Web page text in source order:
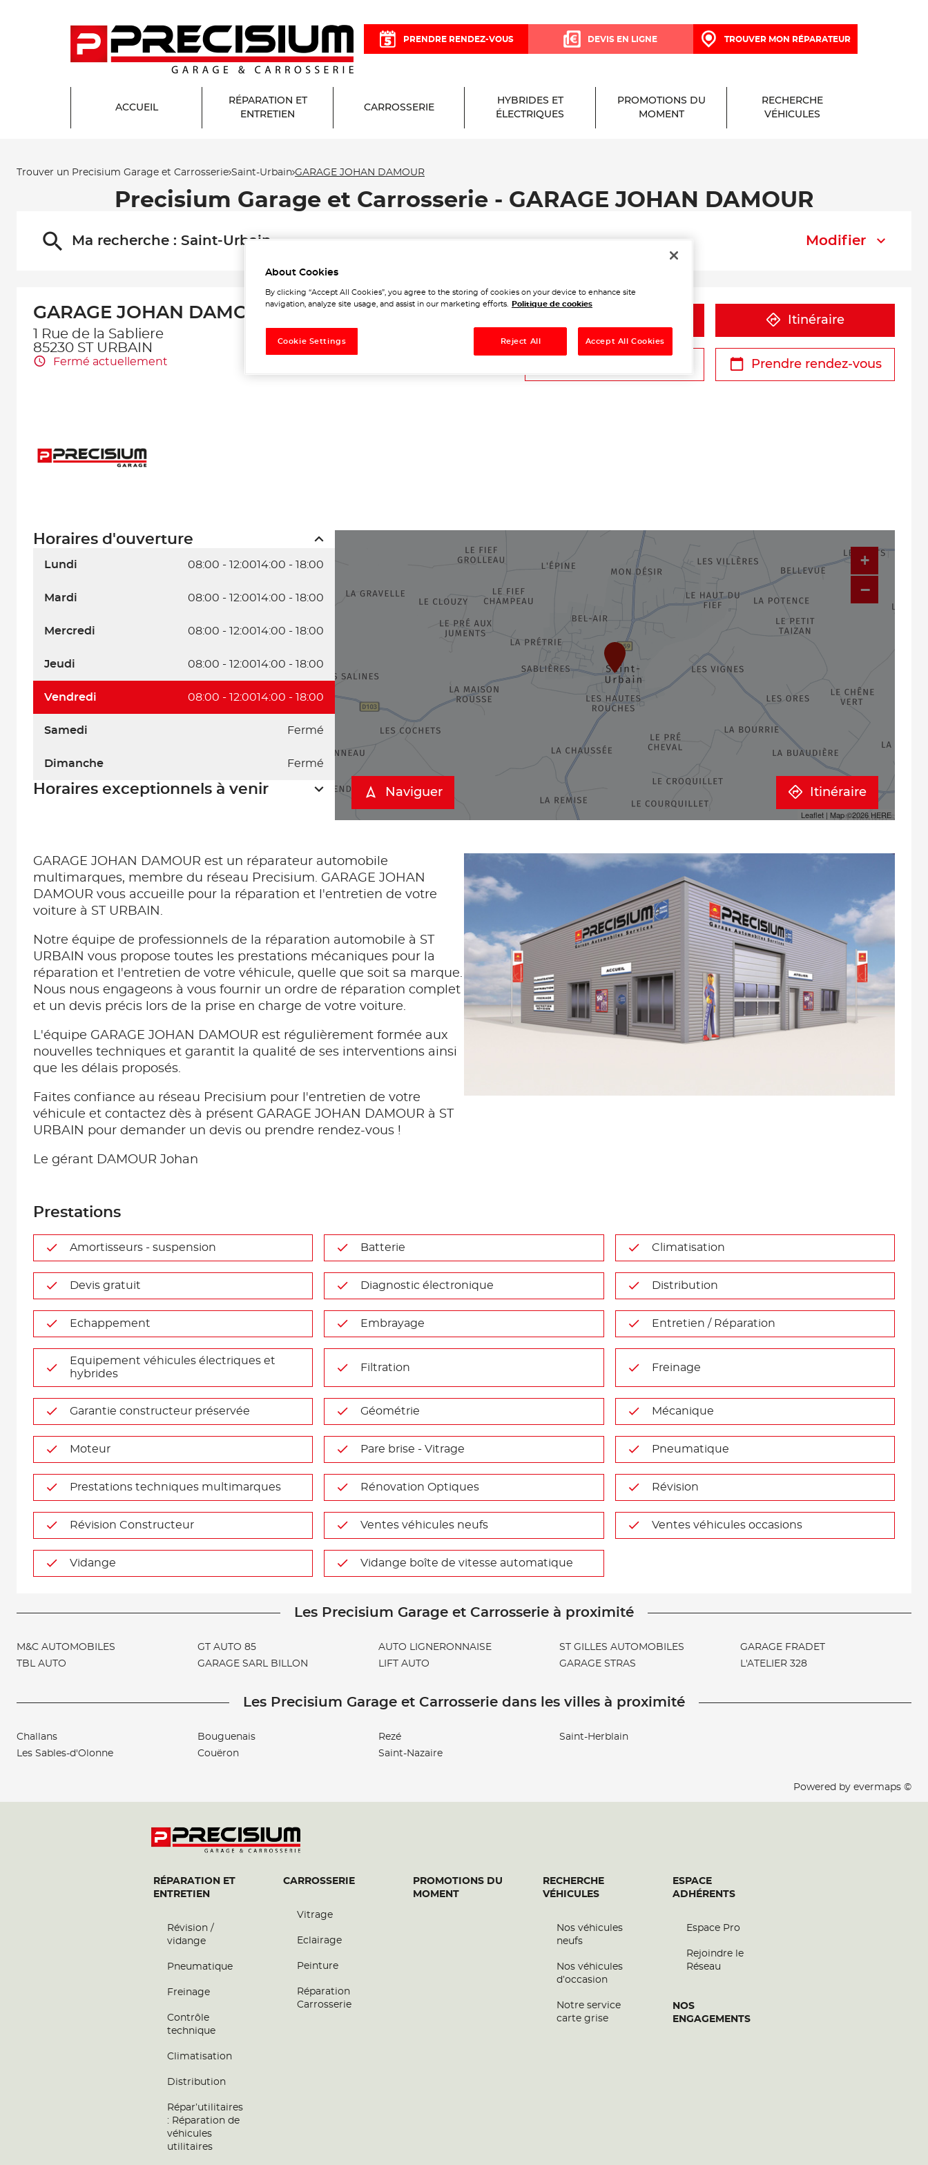
PRENDRE RENDEZ-VOUS DEVIS EN LIGNE TROUVER MON RÉPARATEUR
ACCUEIL
RÉPARATION ET
ENTRETIEN
CARROSSERIE
HYBRIDES ET
ÉLECTRIQUES
PROMOTIONS DU
MOMENT
RECHERCHE
VÉHICULES
Trouver un Precisium Garage et Carrosserie Saint-Urbain GARAGE JOHAN DAMOUR
Precisium Garage et Carrosserie - GARAGE JOHAN DAMOUR
Ma recherche : Saint-Urbain Modifier
GARAGE JOHAN DAMOUR
1 Rue de la Sabliere
85230 ST URBAIN
Fermé actuellement
Itinéraire
Prendre rendez-vous
Horaires d'ouverture
Lundi 08:00 - 12:0014:00 - 18:00
Mardi 08:00 - 12:0014:00 - 18:00
Mercredi 08:00 - 12:0014:00 - 18:00
Jeudi 08:00 - 12:0014:00 - 18:00
Vendredi 08:00 - 12:0014:00 - 18:00
Samedi Fermé
Dimanche Fermé
Horaires exceptionnels à venir
+
−
Leaflet | Map ©2026 HERE
Naviguer Itinéraire
GARAGE JOHAN DAMOUR est un réparateur automobile
multimarques, membre du réseau Precisium. GARAGE JOHAN
DAMOUR vous accueille pour la réparation et l'entretien de votre
voiture à ST URBAIN.
Notre équipe de professionnels de la réparation automobile à ST
URBAIN vous propose toutes les prestations mécaniques pour la
réparation et l'entretien de votre véhicule, quelle que soit sa marque.
Nous nous engageons à vous fournir un ordre de réparation complet
et un devis précis lors de la prise en charge de votre voiture.
L'équipe GARAGE JOHAN DAMOUR est régulièrement formée aux
nouvelles techniques et garantit la qualité de ses interventions ainsi
que les délais proposés.
Faites confiance au réseau Precisium pour l'entretien de votre
véhicule et contactez dès à présent GARAGE JOHAN DAMOUR à ST
URBAIN pour demander un devis ou prendre rendez-vous !
Le gérant DAMOUR Johan
Prestations
Amortisseurs - suspension Batterie Climatisation
Devis gratuit Diagnostic électronique Distribution
Echappement Embrayage Entretien / Réparation
Equipement véhicules électriques et
hybrides
Filtration Freinage
Garantie constructeur préservée Géométrie Mécanique
Moteur Pare brise - Vitrage Pneumatique
Prestations techniques multimarques Rénovation Optiques Révision
Révision Constructeur Ventes véhicules neufs Ventes véhicules occasions
Vidange Vidange boîte de vitesse automatique
Les Precisium Garage et Carrosserie à proximité
M&C AUTOMOBILES
TBL AUTO
GT AUTO 85
GARAGE SARL BILLON
AUTO LIGNERONNAISE
LIFT AUTO
ST GILLES AUTOMOBILES
GARAGE STRAS
GARAGE FRADET
L'ATELIER 328
Les Precisium Garage et Carrosserie dans les villes à proximité
Challans
Les Sables-d'Olonne
Bouguenais
Couëron
Rezé
Saint-Nazaire
Saint-Herblain
Powered by evermaps ©
RÉPARATION ET
ENTRETIEN
Révision /
vidange
Pneumatique
Freinage
Contrôle
technique
Climatisation
Distribution
Répar’utilitaires
: Réparation de
véhicules
utilitaires
CARROSSERIE
Vitrage
Eclairage
Peinture
Réparation
Carrosserie
PROMOTIONS DU
MOMENT
RECHERCHE
VÉHICULES
Nos véhicules
neufs
Nos véhicules
d’occasion
Notre service
carte grise
ESPACE
ADHÉRENTS
Espace Pro
Rejoindre le
Réseau
NOS
ENGAGEMENTS
About Cookies
By clicking “Accept All Cookies”, you agree to the storing of cookies on your device to enhance site
navigation, analyze site usage, and assist in our marketing efforts.
Politique de cookies
Reject All Accept All Cookies
Cookie Settings